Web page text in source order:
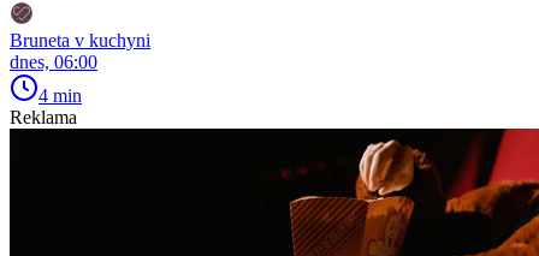
Bruneta v kuchyni
dnes, 06:00
4 min
Reklama